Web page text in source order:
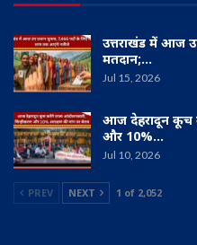
उत्तराखंड में आज
मतदान;…
Jul 15, 2026
आज देहरादून कूच
और 10%…
Jul 10, 2026
PREV NEXT 1 of 2,052